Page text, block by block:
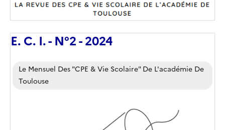
E. C. I. - N°2 - 2024
Corps
Le Mensuel Des "CPE & Vie Scolaire" De L'académie De
Toulouse